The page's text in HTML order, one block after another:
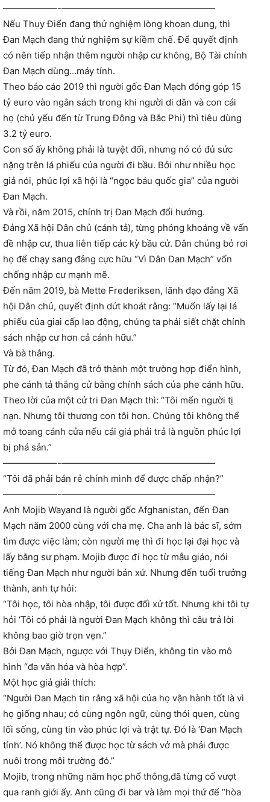
——————-—————————————————
Nếu Thụy Điển đang thử nghiệm lòng khoan dung, thì
Đan Mạch đang thử nghiệm sự kiềm chế. Để quyết định
có nên tiếp nhận thêm người nhập cư không, Bộ Tài chính
Đan Mạch dùng…máy tính.
Theo báo cáo 2019 thì người gốc Đan Mạch đóng góp 15
tỷ euro vào ngân sách trong khi người di dân và con cái
họ (chủ yếu đến từ Trung Đông và Bắc Phi) thì tiêu dùng
3.2 tỷ euro.
Con số ấy không phải là tuyệt đối, nhưng nó có đủ sức
nặng trên lá phiếu của người đi bầu. Bởi như nhiều học
giả nói, phúc lợi xã hội là “ngọc báu quốc gia” của người
Đan Mạch.
Và rồi, năm 2015, chính trị Đan Mạch đổi hướng.
Đảng Xã hội Dân chủ (cánh tả), từng phóng khoáng về vấn
đề nhập cư, thua liên tiếp các kỳ bầu cử. Dân chúng bỏ rơi
họ để chạy sang đảng cực hữu “Vì Dân Đan Mạch” vốn
chống nhập cư mạnh mẽ.
Đến năm 2019, bà Mette Frederiksen, lãnh đạo đảng Xã
hội Dân chủ, quyết định dứt khoát rằng: “Muốn lấy lại lá
phiếu của giai cấp lao động, chúng ta phải siết chặt chính
sách nhập cư hơn cả cánh hữu.”
Và bà thắng.
Từ đó, Đan Mạch đã trở thành một trường hợp điển hình,
phe cánh tả thắng cử bằng chính sách của phe cánh hữu.
Theo lời của một cử tri Đan Mạch thì: “Tôi mến người tị
nạn. Nhưng tôi thương con tôi hơn. Chúng tôi không thể
mở toang cánh cửa nếu cái giá phải trả là nguồn phúc lợi
bị phá sản.”
——————-—————————————————
“Tôi đã phải bán rẻ chính mình để được chấp nhận?”
——————-—————————————————
Anh Mojib Wayand là người gốc Afghanistan, đến Đan
Mạch năm 2000 cùng với cha mẹ. Cha anh là bác sĩ, sớm
tìm được việc làm; còn người mẹ thì đi học lại đại học và
lấy bằng sư phạm. Mojib được đi học từ mẫu giáo, nói
tiếng Đan Mạch như người bản xứ. Nhưng đến tuổi trưởng
thành, anh tự hỏi:
“Tôi học, tôi hòa nhập, tôi được đối xử tốt. Nhưng khi tôi tự
hỏi ‘Tôi có phải là người Đan Mạch không thì câu trả lời
không bao giờ trọn vẹn.”
Bởi Đan Mạch, ngược với Thụy Điển, không tin vào mô
hình “đa văn hóa và hòa hợp”.
Một học giả giải thích:
“Người Đan Mạch tin rằng xã hội của họ vận hành tốt là vì
họ giống nhau; có cùng ngôn ngữ, cùng thói quen, cùng
lối sống, cùng tin vào phúc lợi và trật tự. Đó là ‘Đan Mạch
tính’. Nó không thể được học từ sách vở mà phải được
nuôi trong môi trường đó.”
Mojib, trong những năm học phổ thông,đã từng cố vượt
qua ranh giới ấy. Anh cũng đi bar và làm mọi thứ để “hòa